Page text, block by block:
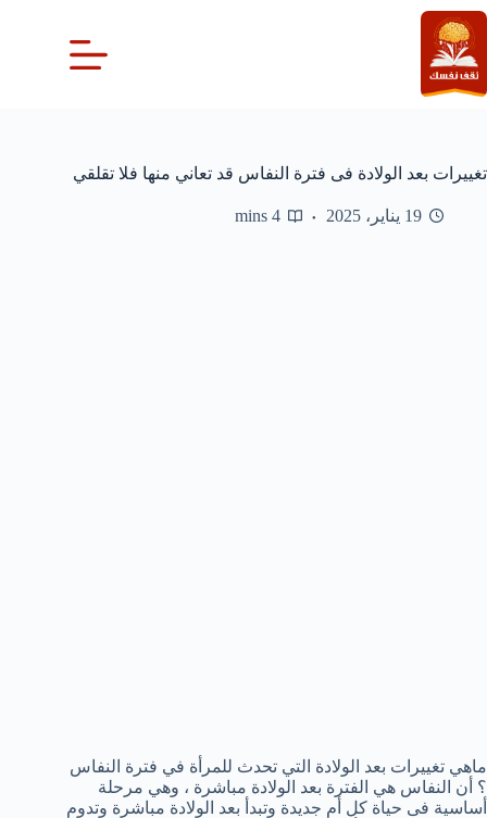
التجاوز
إلى
المحتوى
تغييرات بعد الولادة فى فترة النفاس قد تعاني منها فلا تقلقي
19 يناير، 2025 4 mins
ماهي تغييرات بعد الولادة التي تحدث للمرأة في فترة النفاس
؟ أن النفاس هي الفترة بعد الولادة مباشرة ، وهي مرحلة
أساسية فى حياة كل أم جديدة وتبدأ بعد الولادة مباشرة وتدوم